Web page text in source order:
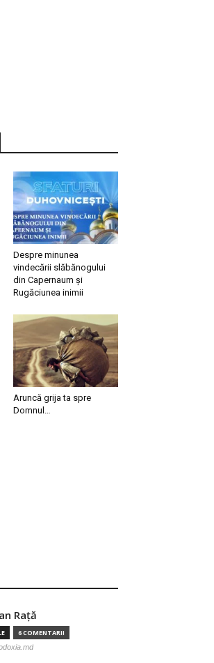
Despre minunea
vindecării slăbănogului
din Capernaum și
Rugăciunea inimii
Aruncă grija ta spre
Domnul…
Raţă
6 COMENTARII